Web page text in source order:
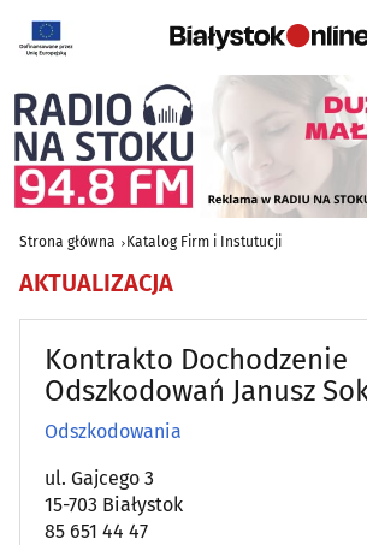
Strona główna Katalog Firm i Instutucji
AKTUALIZACJA
Kontrakto Dochodzenie
Odszkodowań Janusz
Odszkodowania
ul. Gajcego 3
15-703 Białystok
85 651 44 47